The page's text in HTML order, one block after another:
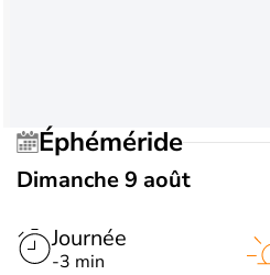
Éphéméride
Dimanche 9 août
Journée
-3 min